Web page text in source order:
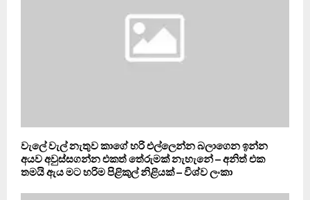
වැ‍ලේ වැල් නැතුව කාගේ හරි එල්ලෙන්න බලාගෙන ඉන්න
අයව අවුස්සගන්න එකත් තේරුමක් නැහැනේ – අනිත් එක
තමයි ඇය මට හරිම පිළිකුල් නිළියක් – විශ්ව ලංකා